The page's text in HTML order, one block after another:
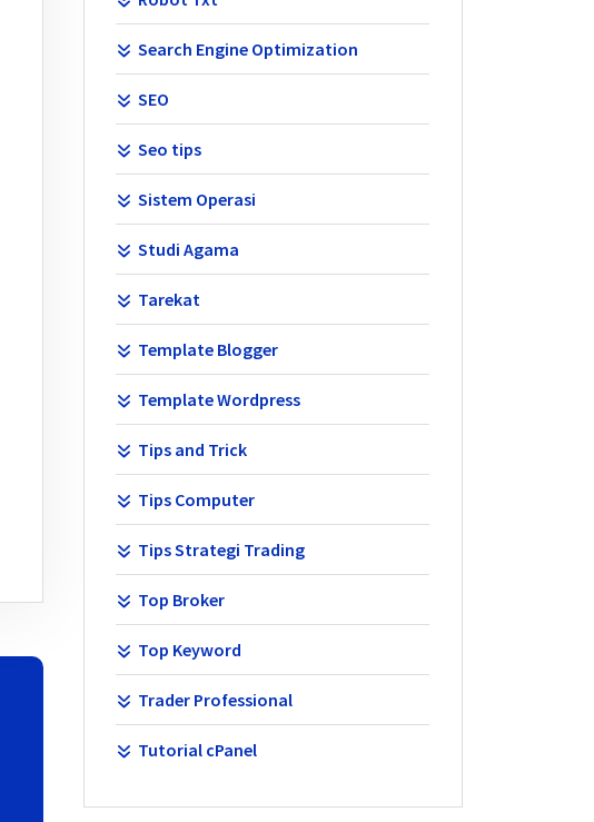
Search Engine Optimization
SEO
Seo tips
Sistem Operasi
Studi Agama
Tarekat
Template Blogger
Template Wordpress
Tips and Trick
Tips Computer
Tips Strategi Trading
Top Broker
Top Keyword
Trader Professional
Tutorial cPanel